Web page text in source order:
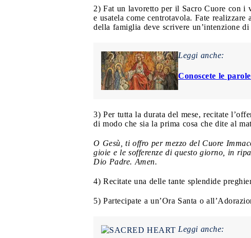
2) Fat un lavoretto per il Sacro Cuore con i
e usatela come centrotavola. Fate
della famiglia deve scrivere un’intenzione
Leggi anche:
Conoscete le
3) Per tutta la durata del mese, recitate
di modo che sia la prima cosa che dite al
O Gesù, ti offro per mezzo del Cuore
gioie e le sofferenze di questo giorno, in
Dio Padre. Amen.
4) Recitate una delle tante splendide
5) Partecipate a un’Ora Santa o
Leggi anche: